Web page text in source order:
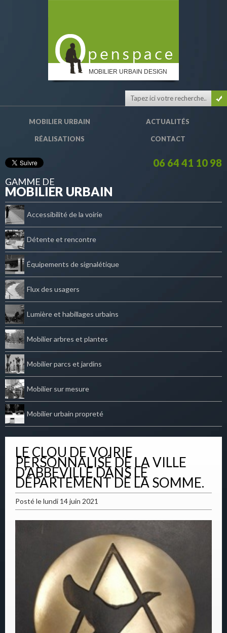
MOBILIER URBAIN DESIGN
MOBILIER URBAIN ACTUALITÉS
RÉALISATIONS CONTACT
06 64 41 10 98
GAMME DE
MOBILIER URBAIN
Accessibilité de la voirie
Détente et rencontre
Équipements de signalétique
Flux des usagers
Lumière et habillages urbains
Mobilier arbres et plantes
Mobilier parcs et jardins
Mobilier sur mesure
Mobilier urbain propreté
LE CLOU DE VOIRIE
PERSONNALISÉ DE LA VILLE
D’ABBEVILLE DANS LE
DÉPARTEMENT DE LA SOMME.
Posté le lundi 14 juin 2021